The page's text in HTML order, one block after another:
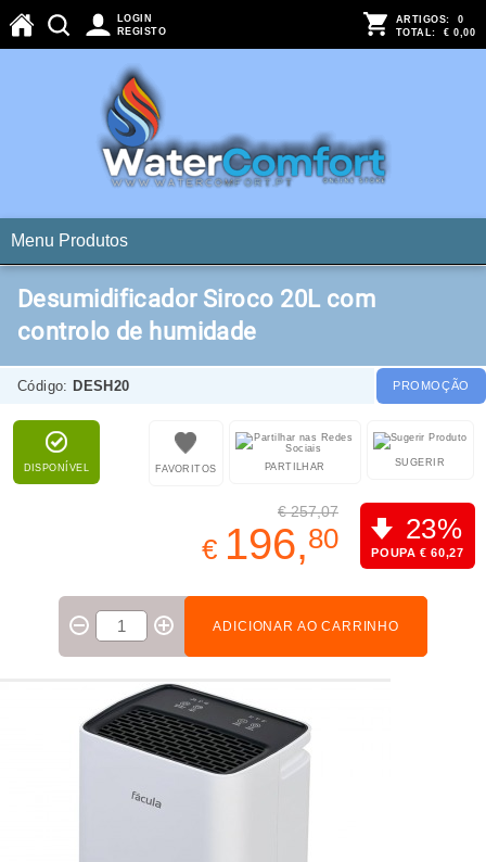
LOGIN
REGISTO
ARTIGOS: 0
TOTAL: € 0,00
Menu Produtos
Desumidificador Siroco 20L com
controlo de humidade
Código: DESH20 PROMOÇÃO
DISPONÍVEL SUGERIR
PARTILHAR
FAVORITOS
€ 257,07
€ 196,80 23%
POUPA € 60,27
ADICIONAR AO CARRINHO